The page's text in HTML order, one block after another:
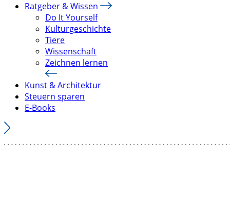
Ratgeber & Wissen
Do It Yourself
Kulturgeschichte
Tiere
Wissenschaft
Zeichnen lernen
Kunst & Architektur
Steuern sparen
E-Books